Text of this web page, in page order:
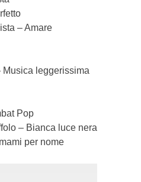
– Amare
leggerissima
Pop
– Bianca luce nera
per nome